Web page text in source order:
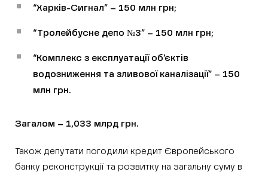
“Харків-Сигнал” – 150 млн грн;
“Тролейбусне депо №3” – 150 млн грн;
“Комплекс з експлуатації об’єктів
водозниження та зливової каналізації” – 150
млн грн.
Загалом – 1,033 млрд грн.
Також депутати погодили кредит Європейського
банку реконструкції та розвитку на загальну суму в